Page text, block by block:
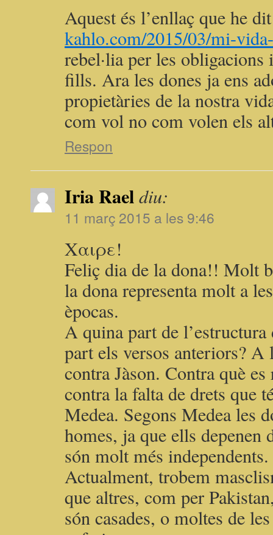
Aquest és l’enllaç que he
kahlo.com/2015/03/mi-
rebel·lia per les
fills. Ara les dones ja ens
propietàries de la nostra
com vol no com volen els
Respon
Iria Rael diu:
11 març 2015 a les 9:46
Χαιρε!
Feliç dia de la dona!! Molt
la dona representa molt a
èpocas.
A quina part de
part els versos anteriors?
contra Jàson. Contra què
contra la falta de drets que
Medea. Segons Medea les
homes, ja que ells depenen
són molt més independents.
Actualment, trobem
que altres, com per
són casades, o moltes de